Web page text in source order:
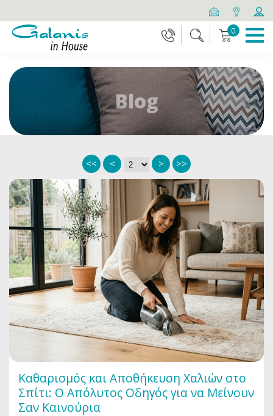
0
Blog
<< < > >>
Καθαρισμός και Αποθήκευση Χαλιών στο
Σπίτι: Ο Απόλυτος Οδηγός για να Μείνουν
Σαν Καινούρια